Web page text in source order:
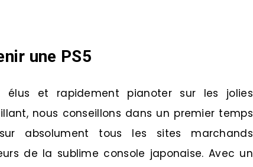
une PS5
élus et rapidement pianoter sur les jolies
nous conseillons dans un premier temps
absolument tous les sites marchands
de la sublime console japonaise. Avec un